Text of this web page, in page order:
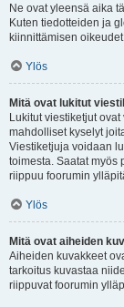
Ne ovat yleensä aika
Kuten tiedotteiden ja
kiinnittämisen
Ylös
Mitä ovat lukitut
Lukitut viestiketjut
mahdolliset kyselyt
Viestiketjuja voidaan
toimesta. Saatat myös
riippuu foorumin
Ylös
Mitä ovat aiheiden
Aiheiden kuvakkeet
tarkoitus kuvastaa
riippuvat foorumin